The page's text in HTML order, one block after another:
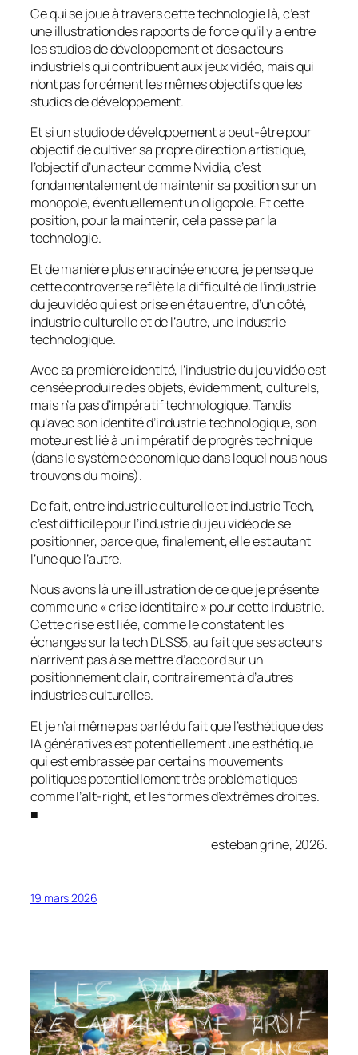
Ce qui se joue à travers cette technologie là, c’est
une illustration des rapports de force qu’il y a entre
les studios de développement et des acteurs
industriels qui contribuent aux jeux vidéo, mais qui
n’ont pas forcément les mêmes objectifs que les
studios de développement.
Et si un studio de développement a peut-être pour
objectif de cultiver sa propre direction artistique,
l’objectif d’un acteur comme Nvidia, c’est
fondamentalement de maintenir sa position sur un
monopole, éventuellement un oligopole. Et cette
position, pour la maintenir, cela passe par la
technologie.
Et de manière plus enracinée encore, je pense que
cette controverse reflète la difficulté de l’industrie
du jeu vidéo qui est prise en étau entre, d’un côté,
industrie culturelle et de l’autre, une industrie
technologique.
Avec sa première identité, l’industrie du jeu vidéo est
censée produire des objets, évidemment, culturels,
mais n’a pas d’impératif technologique. Tandis
qu’avec son identité d’industrie technologique, son
moteur est lié à un impératif de progrès technique
(dans le système économique dans lequel nous nous
trouvons du moins).
De fait, entre industrie culturelle et industrie Tech,
c’est difficile pour l’industrie du jeu vidéo de se
positionner, parce que, finalement, elle est autant
l’une que l’autre.
Nous avons là une illustration de ce que je présente
comme une « crise identitaire » pour cette industrie.
Cette crise est liée, comme le constatent les
échanges sur la tech DLSS5, au fait que ses acteurs
n’arrivent pas à se mettre d’accord sur un
positionnement clair, contrairement à d’autres
industries culturelles.
Et je n’ai même pas parlé du fait que l’esthétique des
IA génératives est potentiellement une esthétique
qui est embrassée par certains mouvements
politiques potentiellement très problématiques
comme l’alt-right, et les formes d’extrêmes droites.
■
esteban grine, 2026.
19 mars 2026